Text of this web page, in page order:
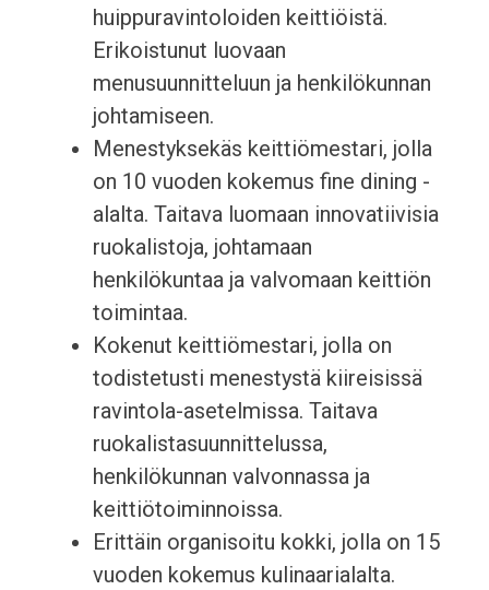
huippuravintoloiden keittiöistä.
Erikoistunut luovaan
menusuunnitteluun ja henkilökunnan
johtamiseen.
Menestyksekäs keittiömestari, jolla
on 10 vuoden kokemus fine dining -
alalta. Taitava luomaan innovatiivisia
ruokalistoja, johtamaan
henkilökuntaa ja valvomaan keittiön
toimintaa.
Kokenut keittiömestari, jolla on
todistetusti menestystä kiireisissä
ravintola-asetelmissa. Taitava
ruokalistasuunnittelussa,
henkilökunnan valvonnassa ja
keittiötoiminnoissa.
Erittäin organisoitu kokki, jolla on 15
vuoden kokemus kulinaarialalta.